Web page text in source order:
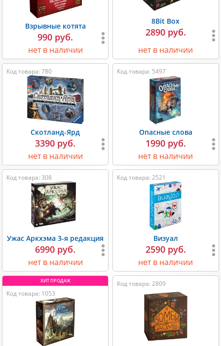
Взрывные котята
990 руб.
нет в наличии
8Bit Box
2890 руб.
нет в наличии
Код товара: 780
Скотланд-Ярд
3390 руб.
нет в наличии
Код товара: 5497
Опасные слова
1990 руб.
нет в наличии
Код товара: 308
Ужас Аркхэма 3-я редакция
6990 руб.
нет в наличии
Код товара: 2521
Визуал
2590 руб.
нет в наличии
Код товара: 1053
Код товара: 2809